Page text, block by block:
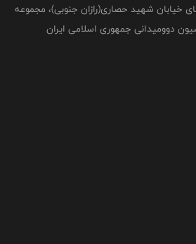
خیابان شهید حصاری(رازان جنوبی)، مجموعه
دوومیدانی جمهوری اسلامی ایران